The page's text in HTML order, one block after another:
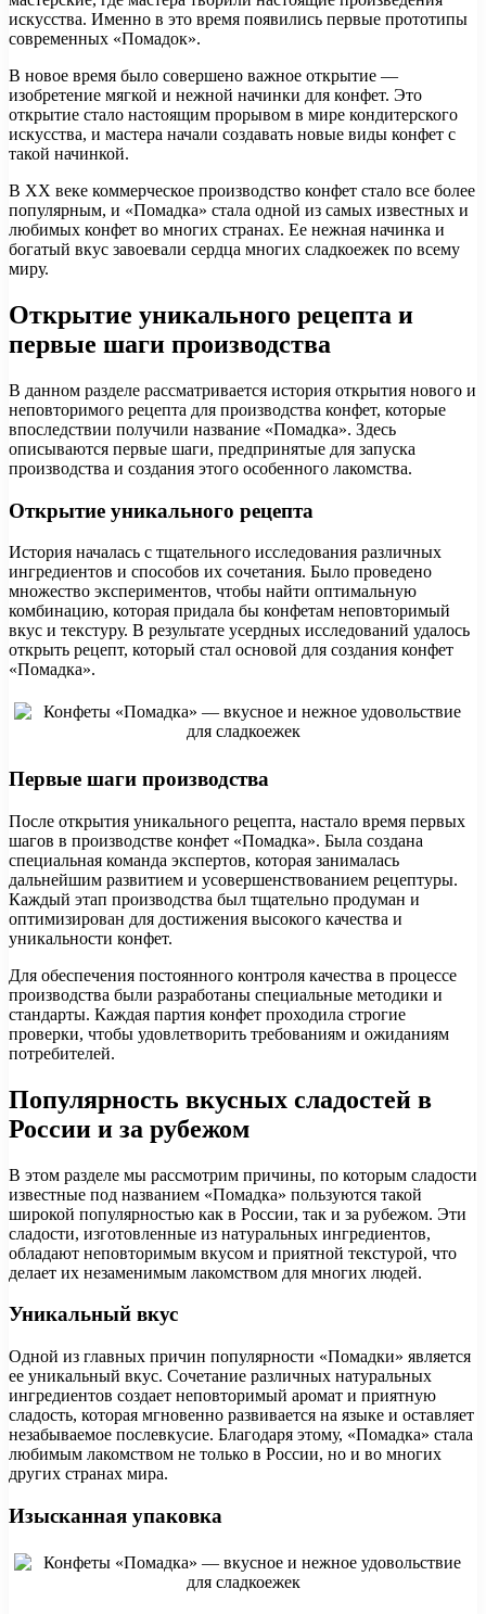
искусства. Именно в это время появились первые прототипы
современных «Помадок».
В новое время было совершено важное открытие —
изобретение мягкой и нежной начинки для конфет. Это
открытие стало настоящим прорывом в мире кондитерского
искусства, и мастера начали создавать новые виды конфет с
такой начинкой.
В XX веке коммерческое производство конфет стало все более
популярным, и «Помадка» стала одной из самых известных и
любимых конфет во многих странах. Ее нежная начинка и
богатый вкус завоевали сердца многих сладкоежек по всему
миру.
Открытие уникального рецепта и
первые шаги производства
В данном разделе рассматривается история открытия нового и
неповторимого рецепта для производства конфет, которые
впоследствии получили название «Помадка». Здесь
описываются первые шаги, предпринятые для запуска
производства и создания этого особенного лакомства.
Открытие уникального рецепта
История началась с тщательного исследования различных
ингредиентов и способов их сочетания. Было проведено
множество экспериментов, чтобы найти оптимальную
комбинацию, которая придала бы конфетам неповторимый
вкус и текстуру. В результате усердных исследований удалось
открыть рецепт, который стал основой для создания конфет
«Помадка».
Первые шаги производства
После открытия уникального рецепта, настало время первых
шагов в производстве конфет «Помадка». Была создана
специальная команда экспертов, которая занималась
дальнейшим развитием и усовершенствованием рецептуры.
Каждый этап производства был тщательно продуман и
оптимизирован для достижения высокого качества и
уникальности конфет.
Для обеспечения постоянного контроля качества в процессе
производства были разработаны специальные методики и
стандарты. Каждая партия конфет проходила строгие
проверки, чтобы удовлетворить требованиям и ожиданиям
потребителей.
Популярность вкусных сладостей в
России и за рубежом
В этом разделе мы рассмотрим причины, по которым сладости
известные под названием «Помадка» пользуются такой
широкой популярностью как в России, так и за рубежом. Эти
сладости, изготовленные из натуральных ингредиентов,
обладают неповторимым вкусом и приятной текстурой, что
делает их незаменимым лакомством для многих людей.
Уникальный вкус
Одной из главных причин популярности «Помадки» является
ее уникальный вкус. Сочетание различных натуральных
ингредиентов создает неповторимый аромат и приятную
сладость, которая мгновенно развивается на языке и оставляет
незабываемое послевкусие. Благодаря этому, «Помадка» стала
любимым лакомством не только в России, но и во многих
других странах мира.
Изысканная упаковка